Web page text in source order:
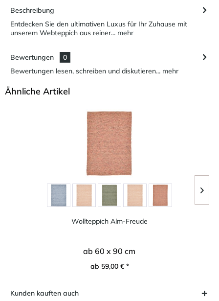
Beschreibung
Entdecken Sie den ultimativen Luxus für Ihr Zuhause mit
unserem Webteppich aus reiner... mehr
Bewertungen
0
Bewertungen lesen, schreiben und diskutieren... mehr
Ähnliche Artikel
Wollteppich Alm-Freude
ab 60 x 90 cm
ab 59,00 € *
Kunden kauften auch